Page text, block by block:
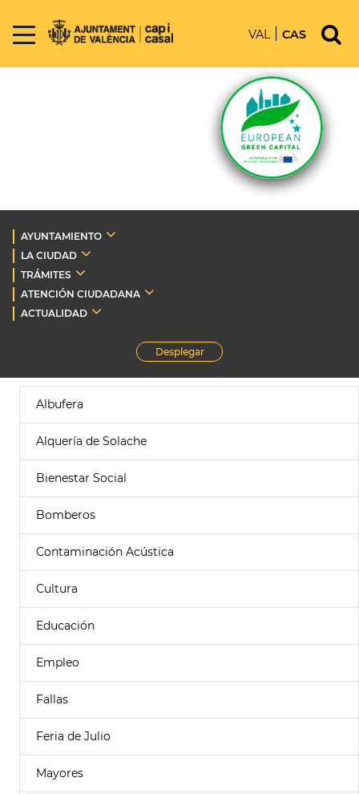
VAL CAS
AYUNTAMIENTO
LA CIUDAD
TRÁMITES
ATENCIÓN CIUDADANA
ACTUALIDAD
Desplegar
Albufera
Alquería de Solache
Bienestar Social
Bomberos
Contaminación Acústica
Cultura
Educación
Empleo
Fallas
Feria de Julio
Mayores